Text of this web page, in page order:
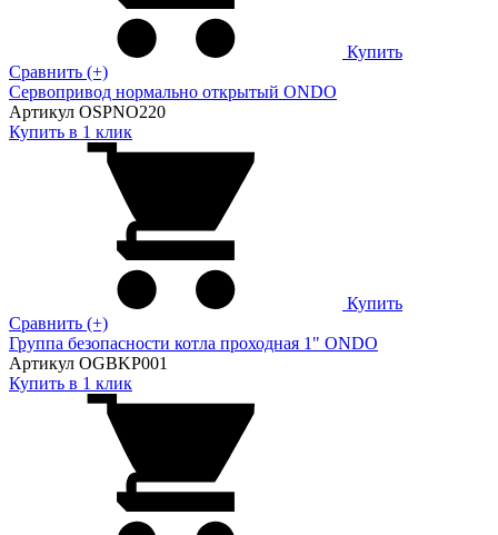
Купить
Сравнить (+)
Сервопривод нормально открытый ONDO
Артикул OSPNO220
Купить в 1 клик
Купить
Сравнить (+)
Группа безопасности котла проходная 1" ONDO
Артикул OGBKP001
Купить в 1 клик